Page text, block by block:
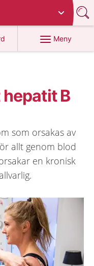
Meny
B
som orsakas av
allt genom blod
en kronisk